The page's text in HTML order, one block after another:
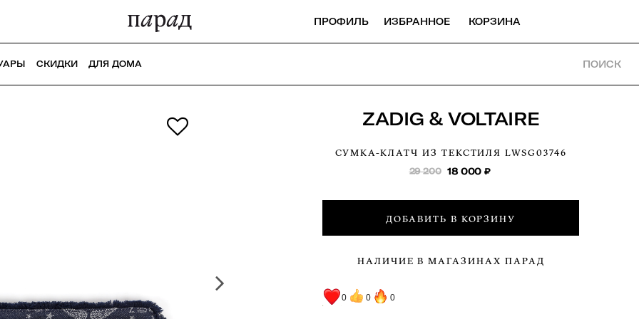
ПРОФИЛЬ ИЗБРАННОЕ КОРЗИНА
СКИДКИ ДЛЯ ДОМА ПОИСК
ZADIG & VOLTAIRE
СУМКА-КЛАТЧ ИЗ ТЕКСТИЛЯ LWSG03746
29 200 18 000 ₽
ДОБАВИТЬ В КОРЗИНУ
НАЛИЧИЕ В МАГАЗИНАХ ПАРАД
0 0 0